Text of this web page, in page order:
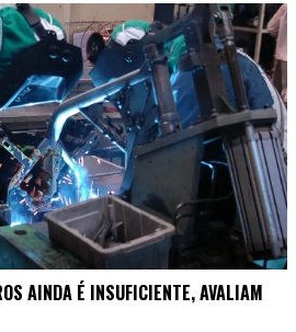
AINDA É INSUFICIENTE, AVALIAM